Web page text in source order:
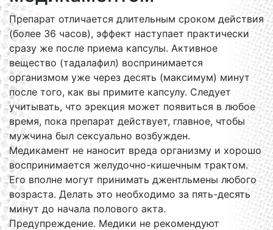
Препарат отличается длительным сроком действия
(более 36 часов), эффект наступает практически
сразу же после приема капсулы. Активное
вещество (тадалафил) воспринимается
организмом уже через десять (максимум) минут
после того, как вы примите капсулу. Следует
учитывать, что эрекция может появиться в любое
время, пока препарат действует, главное, чтобы
мужчина был сексуально возбужден.
Медикамент не наносит вреда организму и хорошо
воспринимается желудочно-кишечным трактом.
Его вполне могут принимать джентльмены любого
возраста. Делать это необходимо за пять-десять
минут до начала полового акта.
Предупреждение. Медики не рекомендуют